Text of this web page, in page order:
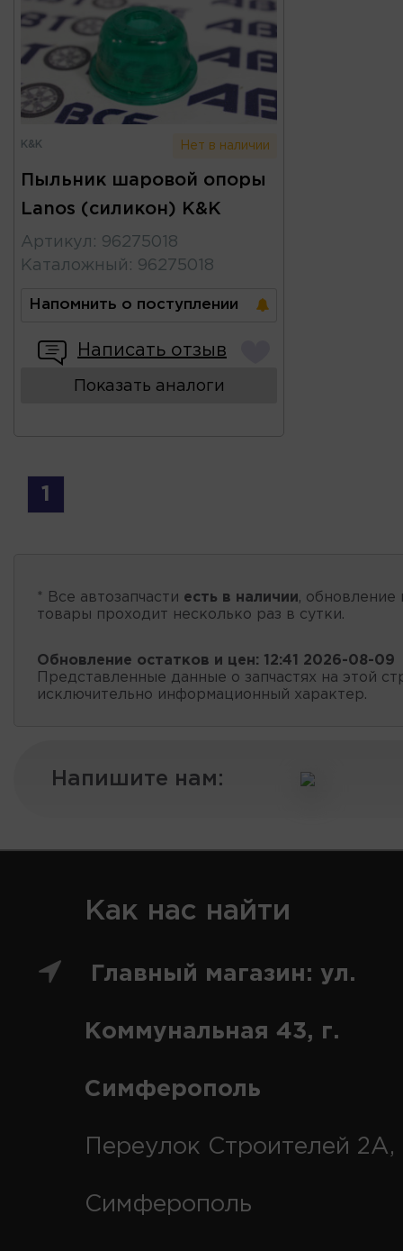
K&K Нет в наличии
Пыльник шаровой опоры
Lanos (силикон) K&K
Артикул : 96275018
Каталожный : 96275018
Напомнить о поступлении
Написать отзыв
Показать аналоги
1
* Все автозапчасти есть в наличии, обновление
товары проходит несколько раз в сутки.
Обновление остатков и цен: 12:41 2026-08-09
Представленные данные о запчастях на этой
исключительно информационный характер.
Напишите нам:
Как нас найти
Главный магазин: ул.
Коммунальная 43, г.
Симферополь
Переулок Строителей 2А,
Симферополь